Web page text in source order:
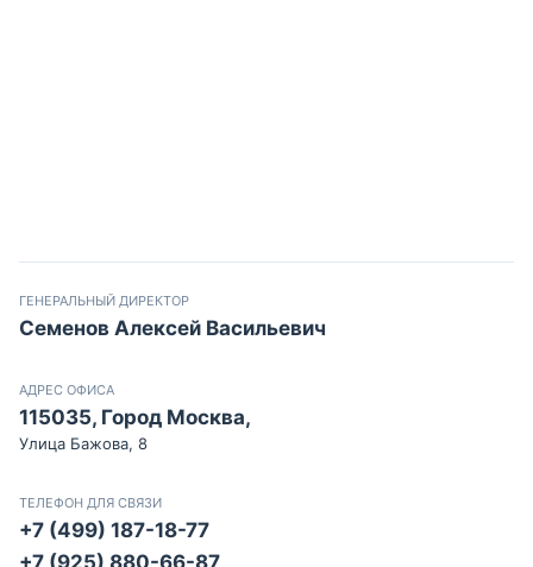
ГЕНЕРАЛЬНЫЙ ДИРЕКТОР
Семенов Алексей Васильевич
АДРЕС ОФИСА
115035, Город Москва,
Улица Бажова, 8
ТЕЛЕФОН ДЛЯ СВЯЗИ
+7 (499) 187-18-77
+7 (925) 880-66-87